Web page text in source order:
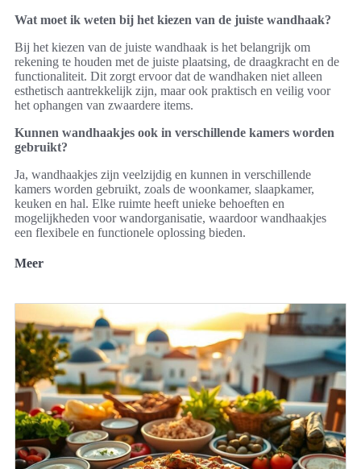
Wat moet ik weten bij het kiezen van de juiste wandhaak?
Bij het kiezen van de juiste wandhaak is het belangrijk om
rekening te houden met de juiste plaatsing, de draagkracht en de
functionaliteit. Dit zorgt ervoor dat de wandhaken niet alleen
esthetisch aantrekkelijk zijn, maar ook praktisch en veilig voor
het ophangen van zwaardere items.
Kunnen wandhaakjes ook in verschillende kamers worden
gebruikt?
Ja, wandhaakjes zijn veelzijdig en kunnen in verschillende
kamers worden gebruikt, zoals de woonkamer, slaapkamer,
keuken en hal. Elke ruimte heeft unieke behoeften en
mogelijkheden voor wandorganisatie, waardoor wandhaakjes
een flexibele en functionele oplossing bieden.
Meer